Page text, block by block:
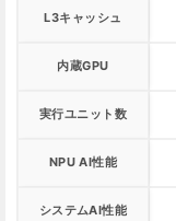
L3キャッシュ
内蔵GPU
実行ユニット数
NPU AI性能
システムAI性能